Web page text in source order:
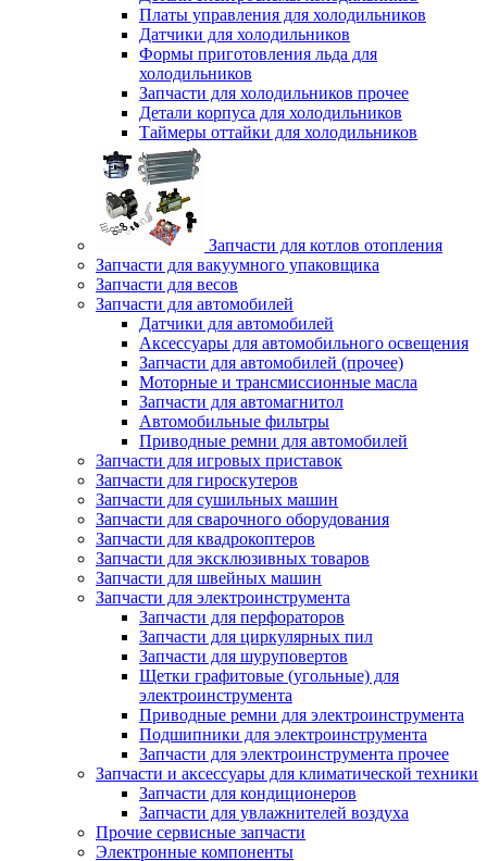
Платы управления для холодильников
Датчики для холодильников
Формы приготовления льда для
холодильников
Запчасти для холодильников прочее
Детали корпуса для холодильников
Таймеры оттайки для холодильников
Запчасти для котлов отопления
Запчасти для вакуумного упаковщика
Запчасти для весов
Запчасти для автомобилей
Датчики для автомобилей
Аксессуары для автомобильного освещения
Запчасти для автомобилей (прочее)
Моторные и трансмиссионные масла
Запчасти для автомагнитол
Автомобильные фильтры
Приводные ремни для автомобилей
Запчасти для игровых приставок
Запчасти для гироскутеров
Запчасти для сушильных машин
Запчасти для сварочного оборудования
Запчасти для квадрокоптеров
Запчасти для эксклюзивных товаров
Запчасти для швейных машин
Запчасти для электроинструмента
Запчасти для перфораторов
Запчасти для циркулярных пил
Запчасти для шуруповертов
Щетки графитовые (угольные) для
электроинструмента
Приводные ремни для электроинструмента
Подшипники для электроинструмента
Запчасти для электроинструмента прочее
Запчасти и аксессуары для климатической техники
Запчасти для кондиционеров
Запчасти для увлажнителей воздуха
Прочие сервисные запчасти
Электронные компоненты